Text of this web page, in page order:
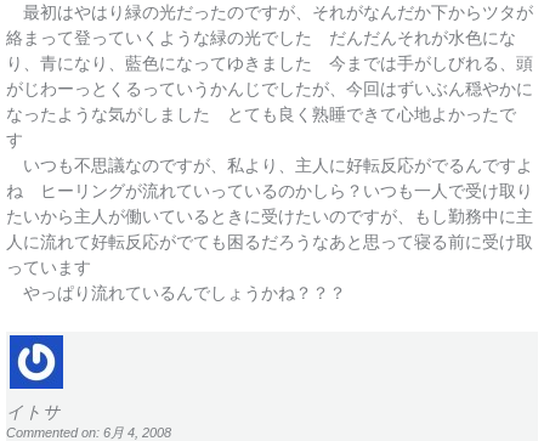
最初はやはり緑の光だったのですが、それがなんだか下からツタが
絡まって登っていくような緑の光でした だんだんそれが水色にな
り、青になり、藍色になってゆきました 今までは手がしびれる、頭
がじわーっとくるっていうかんじでしたが、今回はずいぶん穏やかに
なったような気がしました とても良く熟睡できて心地よかったで
す
いつも不思議なのですが、私より、主人に好転反応がでるんですよ
ね ヒーリングが流れていっているのかしら？いつも一人で受け取り
たいから主人が働いているときに受けたいのですが、もし勤務中に主
人に流れて好転反応がでても困るだろうなあと思って寝る前に受け取
っています
やっぱり流れているんでしょうかね？？？
イトサ
Commented on: 6月 4, 2008